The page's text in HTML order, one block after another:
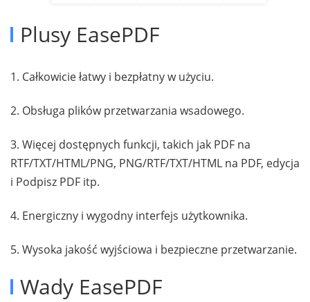
Plusy EasePDF
1. Całkowicie łatwy i bezpłatny w użyciu.
2. Obsługa plików przetwarzania wsadowego.
3. Więcej dostępnych funkcji, takich jak PDF na
RTF/TXT/HTML/PNG, PNG/RTF/TXT/HTML na PDF, edycja
i Podpisz PDF itp.
4. Energiczny i wygodny interfejs użytkownika.
5. Wysoka jakość wyjściowa i bezpieczne przetwarzanie.
Wady EasePDF